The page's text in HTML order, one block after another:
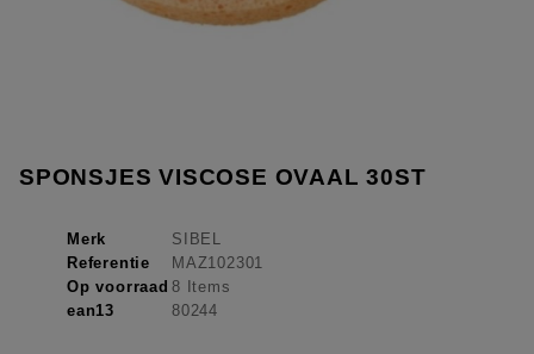
SPONSJES VISCOSE OVAAL 30ST
Merk
SIBEL
Referentie
MAZ102301
Op voorraad 8 Items
ean13
80244